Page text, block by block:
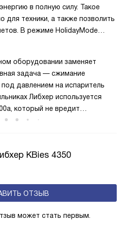
в полную силу. Такое
для техники, а также позволить
В режиме HolidayMode
не работают, а в камере
в районе +15 градусов. Это
на определённое время
запахов.
оборудовании заменяет
задача — сжимание
давлением на испаритель
Либхер используется
который не вредит
перегоняет его
затрачивается
KBies 4350
ОТЗЫВ
может стать первым.